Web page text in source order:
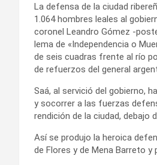
La defensa de la ciudad
1.064 hombres leales al
coronel Leandro Gómez -
lema de «Independencia o
de seis cuadras frente al río
de refuerzos del general
Saá, al servició del gobierno,
y socorrer a las fuerzas
rendición de la ciudad, debajo
Así se produjo la heroica
de Flores y de Mena Barreto